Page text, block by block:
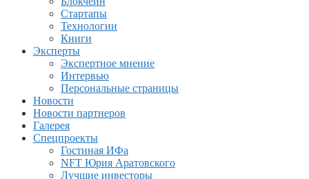
Стартапы
Технологии
Книги
Эксперты
Экспертное мнение
Интервью
Персональные страницы
Новости
Новости партнеров
Галерея
Спецпроекты
Гостиная ИФа
NFT Юрия Аратовского
Лучшие инвесторы